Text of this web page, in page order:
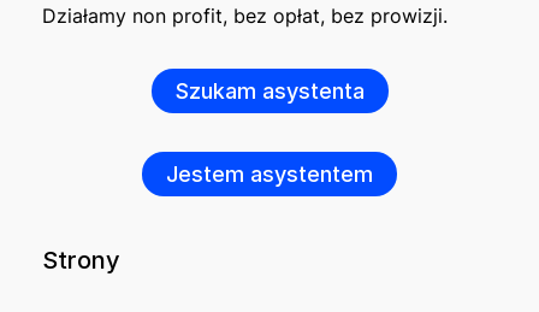
Działamy non profit, bez opłat, bez prowizji.
Szukam asystenta
Jestem asystentem
Strony